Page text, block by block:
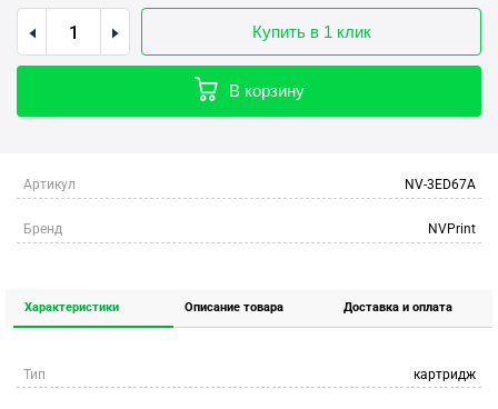
Купить в 1 клик
В корзину
Артикул NV-3ED67A
Бренд NVPrint
Характеристики Описание товара Доставка и оплата
Тип картридж